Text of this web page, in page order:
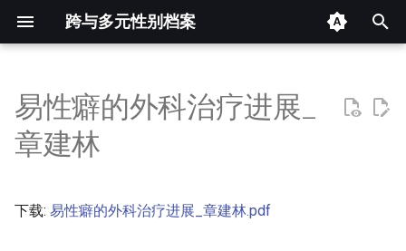
跨与多元性别档案
入
以
开
摘要
易性癖的外科治疗进展_
章建林
下载: 易性癖的外科治疗进展_章建林.pdf